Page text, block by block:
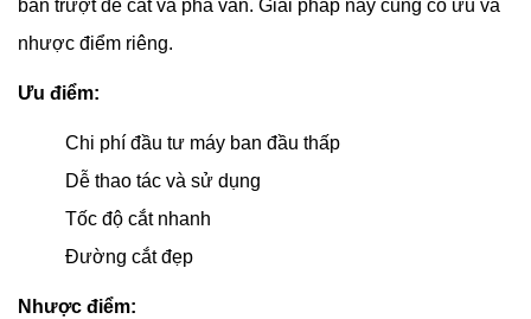
bàn trượt để cắt và pha ván. Giải pháp này cũng có ưu và
nhược điểm riêng.
Ưu điểm:
Chi phí đầu tư máy ban đầu thấp
Dễ thao tác và sử dụng
Tốc độ cắt nhanh
Đường cắt đẹp
Nhược điểm: